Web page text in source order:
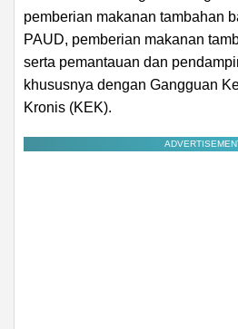
pemberian makanan tambahan
PAUD, pemberian makanan
serta pemantauan dan
khususnya dengan Gangguan
Kronis (KEK).